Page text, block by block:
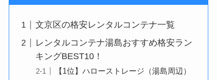
文京区の格安レンタルコンテナ一覧
レンタルコンテナ湯島おすすめ格安ラン
キングBEST10！
【1位】ハローストレージ（湯島周辺）